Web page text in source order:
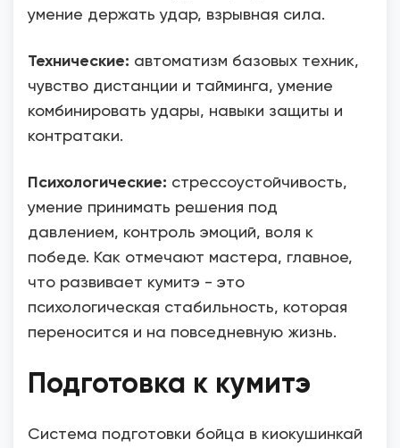
умение держать удар, взрывная сила.
Технические: автоматизм базовых техник,
чувство дистанции и тайминга, умение
комбинировать удары, навыки защиты и
контратаки.
Психологические: стрессоустойчивость,
умение принимать решения под
давлением, контроль эмоций, воля к
победе. Как отмечают мастера, главное,
что развивает кумитэ - это
психологическая стабильность, которая
переносится и на повседневную жизнь.
Подготовка к кумитэ
Система подготовки бойца в киокушинкай